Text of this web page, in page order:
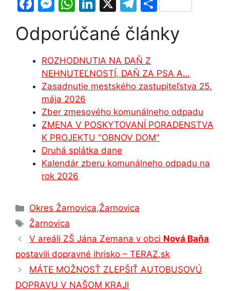
c
e
b
o
o
k
s
s
e
n
g
er
at
s
A
p
p
k
e
dI
n
e
gr
a
m
ar
Odporúčané články
ROZHODNUTIA NA DAŇ Z
NEHNUTEĽNOSTÍ, DAŇ ZA PSA A…
Zasadnutie mestského zastupiteľstva 25.
mája 2026
Zber zmesového komunálneho odpadu
ZMENA V POSKYTOVANÍ PORADENSTVA
K PROJEKTU "OBNOV DOM"
Druhá splátka dane
Kalendár zberu komunálneho odpadu na
rok 2026
Kategórie
Okres Žarnovica,Žarnovica
Značky
Žarnovica
V areáli ZŠ Jána Zemana v obci Nová Baňa
postavili dopravné ihrisko – TERAZ.sk
MÁTE MOŽNOSŤ ZLEPŠIŤ AUTOBUSOVÚ
DOPRAVU V NAŠOM KRAJI